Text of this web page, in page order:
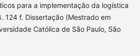
para a implementação da logística
124 f. Dissertação (Mestrado em
Católica de São Paulo, São